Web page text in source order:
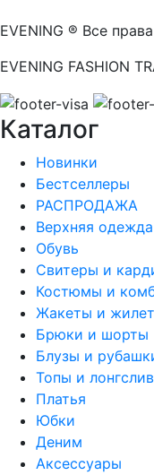
EVENING ® Все
EVENING FASHION
Каталог
Новинки
Бестселлеры
РАСПРОДАЖА
Верхняя одежда
Обувь
Свитеры и
Костюмы и
Жакеты и
Брюки и шорты
Блузы и
Топы и
Платья
Юбки
Деним
Аксессуары